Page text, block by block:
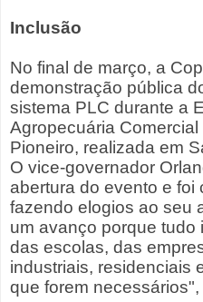
Inclusão
No final de março, a
demonstração pública
sistema PLC durante a
Agropecuária
Pioneiro, realizada em
O vice-governador
abertura do evento e foi
fazendo elogios ao seu
um avanço porque tudo
das escolas, das
industriais, residenciais
que forem necessários",